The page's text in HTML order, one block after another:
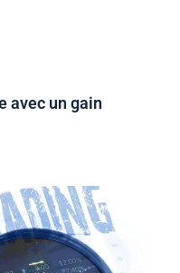
avec un gain